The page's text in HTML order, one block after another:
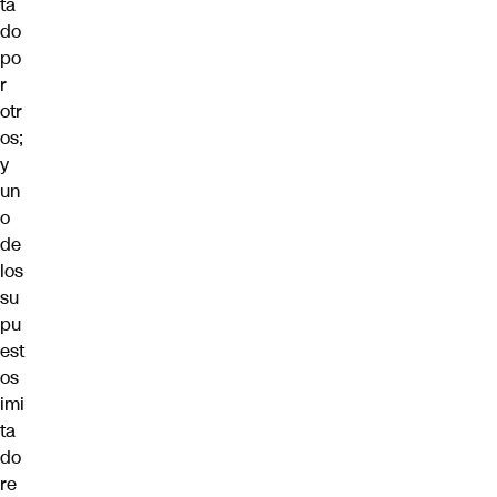
do
po
r
otr
os;
y
un
o
de
los
su
pu
est
os
imi
ta
do
re